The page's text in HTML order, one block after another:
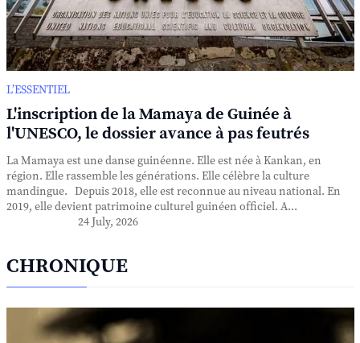
L’ESSENTIEL
L'inscription de la Mamaya de Guinée à
l'UNESCO, le dossier avance à pas feutrés
La Mamaya est une danse guinéenne. Elle est née à Kankan, en
région. Elle rassemble les générations. Elle célèbre la culture
mandingue. Depuis 2018, elle est reconnue au niveau national. En
2019, elle devient patrimoine culturel guinéen officiel. A...
24 July, 2026
CHRONIQUE